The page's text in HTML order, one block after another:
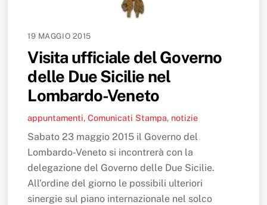
19 MAGGIO 2015
Visita ufficiale del Governo
delle Due Sicilie nel
Lombardo-Veneto
appuntamenti,Comunicati Stampa, notizie
Sabato 23 maggio 2015 il Governo del
Lombardo-Veneto si incontrerà con la
delegazione del Governo delle Due Sicilie.
All’ordine del giorno le possibili ulteriori
sinergie sul piano internazionale nel solco